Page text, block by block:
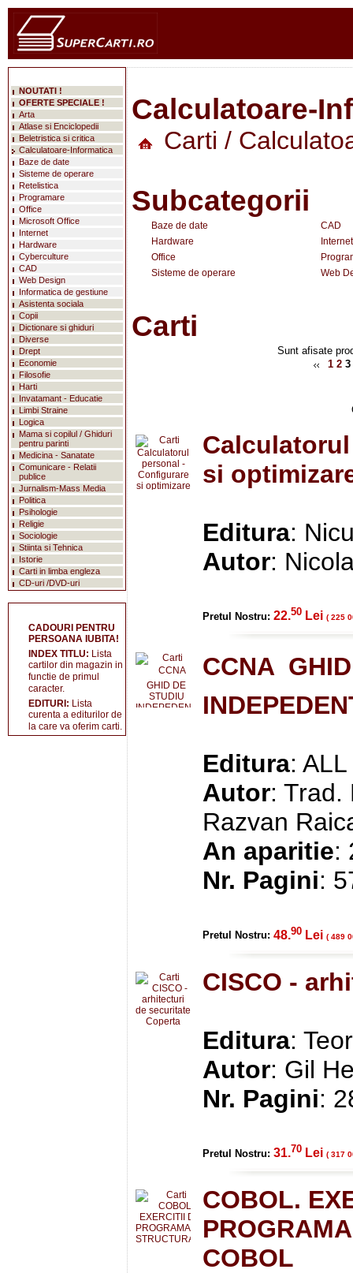
Calculatoare-
Carti /
Subcategorii
Baze de date
CAD
Hardware
Internet
Office
Sisteme de operare
Web
Carti
Sunt afisate
1 2 3
si
Editura:
Autor:
Pretul Nostru: 22.50 Lei ( 225
CCNA 
Editura: ALL
Autor: Trad.
Razvan
An aparitie:
Nr. Pagini:
Pretul Nostru: 48.90 Lei ( 489
CISCO -
Editura:
Autor: Gil
Nr. Pagini:
Pretul Nostru: 31.70 Lei ( 317
COBOL.
COBOL
NOUTATI !
OFERTE SPECIALE !
Arta
Atlase si Enciclopedii
Beletristica si critica
Calculatoare-Informatica
Baze de date
Sisteme de operare
Retelistica
Programare
Office
Microsoft Office
Internet
Hardware
Cyberculture
CAD
Web Design
Informatica de gestiune
Asistenta sociala
Copii
Dictionare si ghiduri
Diverse
Drept
Economie
Filosofie
Harti
Invatamant - Educatie
Limbi Straine
Logica
Mama si copilul / Ghiduri
pentru parinti
Medicina - Sanatate
Comunicare - Relatii
publice
Jurnalism-Mass Media
Politica
Psihologie
Religie
Sociologie
Stiinta si Tehnica
Istorie
Carti in limba engleza
CD-uri /DVD-uri
CADOURI PENTRU
PERSOANA IUBITA!
INDEX TITLU: Lista
cartilor din magazin in
functie de primul
caracter.
EDITURI: Lista
curenta a editurilor de
la care va oferim carti.